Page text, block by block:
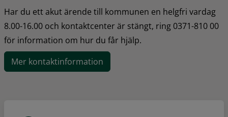
Har du ett akut ärende till kommunen en helgfri vardag
8.00-16.00 och kontaktcenter är stängt, ring 0371-810 00
för information om hur du får hjälp.
Mer kontaktinformation